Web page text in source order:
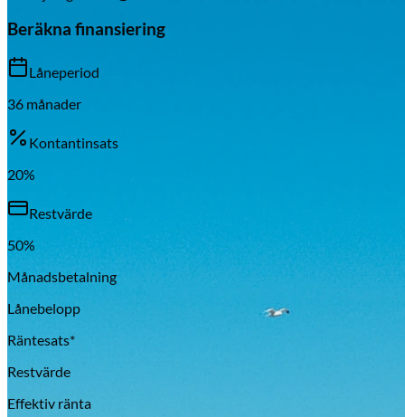
Honda
Beräkna finansiering
Låneperiod
36 månader
Kontantinsats
20%
Restvärde
50%
Månadsbetalning
Lånebelopp
Räntesats*
Restvärde
Effektiv ränta